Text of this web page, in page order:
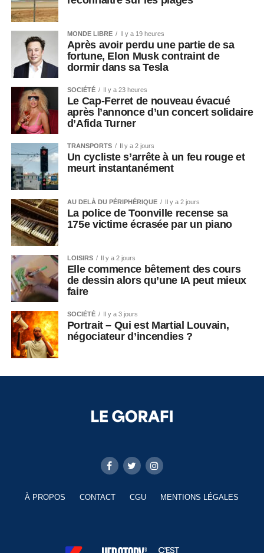
MONDE LIBRE Il y a 19 heures
Après avoir perdu une partie de sa
fortune, Elon Musk contraint de
dormir dans sa Tesla
SOCIÉTÉ Il y a 23 heures
Le Cap-Ferret de nouveau évacué
après l’annonce d’un concert solidaire
d’Afida Turner
TRANSPORTS Il y a 2 jours
Un cycliste s’arrête à un feu rouge et
meurt instantanément
AU DELÀ DU PÉRIPHÉRIQUE Il y a 2 jours
La police de Toonville recense sa
175e victime écrasée par un piano
LOISIRS Il y a 2 jours
Elle commence bêtement des cours
de dessin alors qu’une IA peut mieux
faire
SOCIÉTÉ Il y a 3 jours
Portrait – Qui est Martial Louvain,
négociateur d’incendies ?
À PROPOS CONTACT CGU MENTIONS LÉGALES